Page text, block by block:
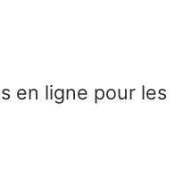
en ligne pour les